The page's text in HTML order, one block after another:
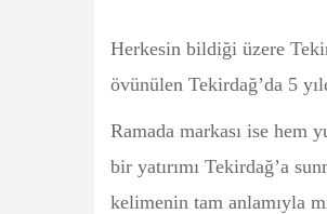
Herkesin bildiği üzere
övünülen Tekirdağ’da 5
Ramada markası ise hem
bir yatırımı Tekirdağ’a
kelimenin tam anlamıyla